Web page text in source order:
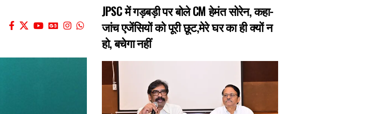
JPSC में गड़बड़ी पर बोले CM हेमंत सोरेन, कहा-
जांच एजेंसियों को पूरी छूट,मेरे घर का ही क्यों न
हो, बचेगा नहीं